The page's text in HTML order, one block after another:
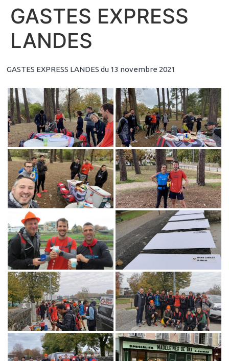
GASTES EXPRESS
LANDES
GASTES EXPRESS LANDES du 13 novembre 2021